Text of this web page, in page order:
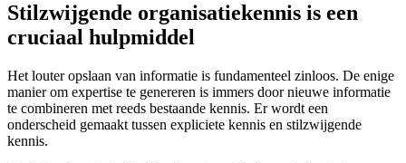
Stilzwijgende organisatiekennis is een
cruciaal hulpmiddel
Het louter opslaan van informatie is fundamenteel zinloos. De enige
manier om expertise te genereren is immers door nieuwe informatie
te combineren met reeds bestaande kennis. Er wordt een
onderscheid gemaakt tussen expliciete kennis en stilzwijgende
kennis.